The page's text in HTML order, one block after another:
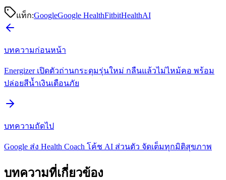
แท็ก:GoogleGoogle HealthFitbitHealthAI
บทความก่อนหน้า
Energizer เปิดตัวถ่านกระดุมรุ่นใหม่ กลืนแล้วไม่ไหม้คอ พร้อม
ปล่อยสีน้ำเงินเตือนภัย
บทความถัดไป
Google ส่ง Health Coach โค้ช AI ส่วนตัว จัดเต็มทุกมิติสุขภาพ
บทความที่เกี่ยวข้อง